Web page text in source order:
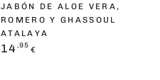
JABÓN DE ALOE VERA,
ROMERO Y GHASSOUL
ATALAYA
Precio
14 ,95 €